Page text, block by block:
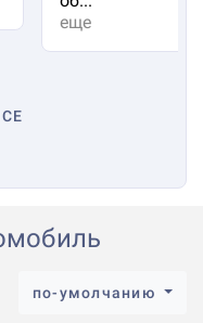
еще
по-умолчанию